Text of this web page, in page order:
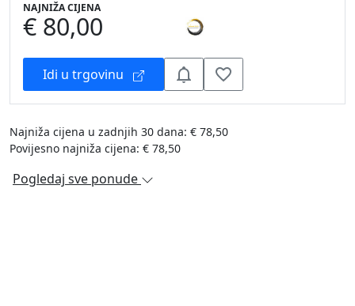
NAJNIŽA CIJENA
€ 80,00
Idi u trgovinu
Najniža cijena u zadnjih 30 dana: € 78,50
Povijesno najniža cijena: € 78,50
Pogledaj sve ponude